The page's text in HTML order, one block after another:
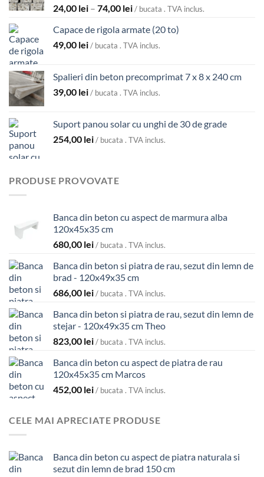
24,00 lei – 74,00 leiInterval
prețuri:
24,00 lei
74,00 lei
/ bucata . TVA inclus.
Capace de rigola armate (20 to)
49,00 lei/ bucata . TVA inclus.
Spalieri din beton precomprimat 7 x 8 x 240 cm
39,00 lei/ bucata . TVA inclus.
Suport panou solar cu unghi de 30 de grade
254,00 lei/ bucata . TVA inclus.
PRODUSE PROVOVATE
Banca din beton cu aspect de marmura alba
120x45x35 cm
680,00 lei/ bucata . TVA inclus.
Banca din beton si piatra de rau, sezut din lemn de
brad - 120x49x35 cm
686,00 lei/ bucata . TVA inclus.
Banca din beton si piatra de rau, sezut din lemn de
stejar - 120x49x35 cm Theo
823,00 lei/ bucata . TVA inclus.
Banca din beton cu aspect de piatra de rau
120x45x35 cm Marcos
452,00 lei/ bucata . TVA inclus.
CELE MAI APRECIATE PRODUSE
Banca din beton cu aspect de piatra naturala si
sezut din lemn de brad 150 cm